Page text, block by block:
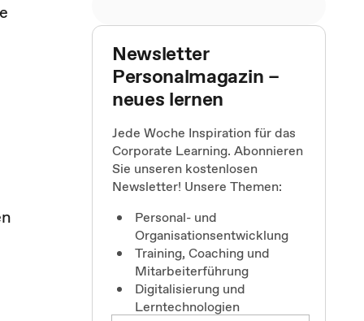
Newsletter
Personalmagazin –
neues lernen
Jede Woche Inspiration für das
Corporate Learning. Abonnieren
Sie unseren kostenlosen
Newsletter! Unsere Themen:
Personal- und
Organisationsentwicklung
Training, Coaching und
Mitarbeiterführung
Digitalisierung und
Lerntechnologien